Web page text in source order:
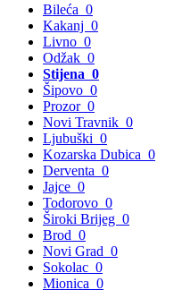
Bileća 0
Kakanj 0
Livno 0
Odžak 0
Stijena 0
Šipovo 0
Prozor 0
Novi Travnik 0
Ljubuški 0
Kozarska Dubica 0
Derventa 0
Jajce 0
Todorovo 0
Široki Brijeg 0
Brod 0
Novi Grad 0
Sokolac 0
Mionica 0